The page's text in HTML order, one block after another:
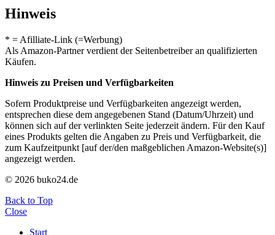
Hinweis
* = Afilliate-Link (=Werbung)
Als Amazon-Partner verdient der Seitenbetreiber an qualifizierten
Käufen.
Hinweis zu Preisen und Verfügbarkeiten
Sofern Produktpreise und Verfügbarkeiten angezeigt werden,
entsprechen diese dem angegebenen Stand (Datum/Uhrzeit) und
können sich auf der verlinkten Seite jederzeit ändern. Für den Kauf
eines Produkts gelten die Angaben zu Preis und Verfügbarkeit, die
zum Kaufzeitpunkt [auf der/den maßgeblichen Amazon-Website(s)]
angezeigt werden.
© 2026 buko24.de
Back to Top
Close
Start